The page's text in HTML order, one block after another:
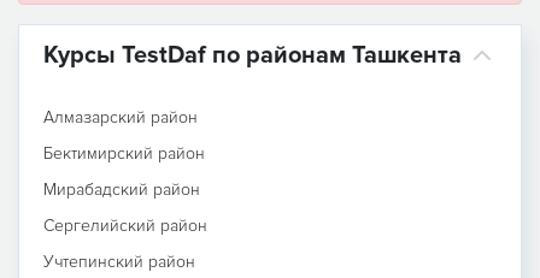
Курсы TestDaf по районам Ташкента
Алмазарский район
Бектимирский район
Мирабадский район
Сергелийский район
Учтепинский район